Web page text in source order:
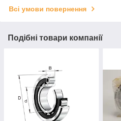
Всі умови повернення
Подібні товари компанії